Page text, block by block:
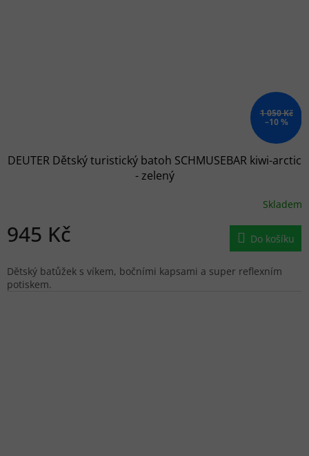
1 050 Kč
–10 %
DEUTER Dětský turistický batoh SCHMUSEBAR kiwi-arctic
- zelený
Skladem
945 Kč Do košíku
Dětský batůžek s víkem, bočními kapsami a super reflexním
potiskem.